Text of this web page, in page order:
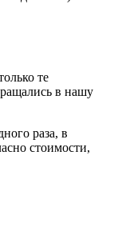
те
в нашу
раза, в
стоимости,